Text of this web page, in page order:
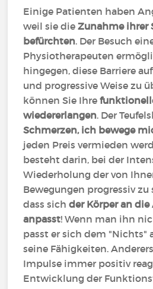
Einige Patienten haben
weil sie dieZunahme ihrer
befürchten. Der Besuch
Physiotherapeuten
hingegen, diese Barriere
und progressive Weise zu
können Sie Ihre
wiedererlangen. Der
Schmerzen, ich bewege
jeden Preis vermieden
besteht darin, bei der
Wiederholung der von
Bewegungen progressiv zu
dass sichder Körper an
anpasst! Wenn man ihn
passt er sich dem "Nichts"
seine Fähigkeiten.
Impulse immer positiv
Entwicklung der